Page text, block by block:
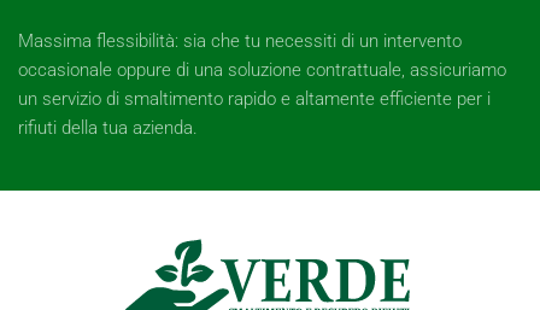
Massima flessibilità: sia che tu necessiti di un intervento
occasionale oppure di una soluzione contrattuale, assicuriamo
un servizio di smaltimento rapido e altamente efficiente per i
rifiuti della tua azienda.